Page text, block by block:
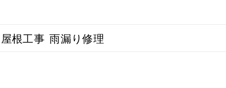
屋根工事 雨漏り修理